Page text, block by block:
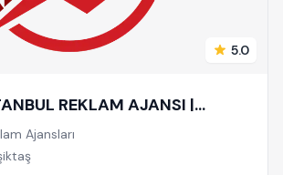
5.0
REKLAM AJANSI |
AJANSLARI, DİJİTAL
AJANSI, SEO AJANSI &
Ajansları